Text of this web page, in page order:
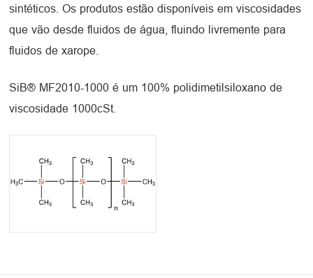
sintéticos. Os produtos estão disponíveis em viscosidades
que vão desde fluidos de água, fluindo livremente para
fluidos de xarope.
SiB® MF2010-1000 é um 100% polidimetilsiloxano de
viscosidade 1000cSt.